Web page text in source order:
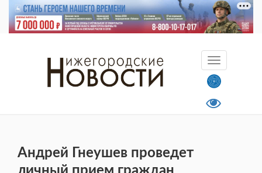
Андрей Гнеушев проведет